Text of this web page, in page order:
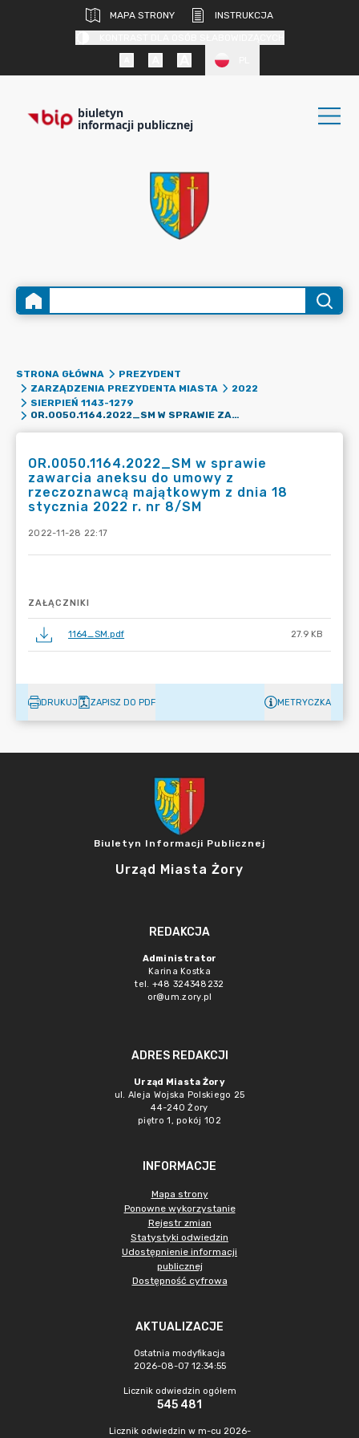
MAPA STRONY
INSTRUKCJA
biuletyn
informacji publicznej
STRONA GŁÓWNA
PREZYDENT
ZARZĄDZENIA PREZYDENTA MIASTA
2022
SIERPIEŃ 1143-1279
OR.0050.1164.2022_SM W SPRAWIE ZAWARCIA ANEKSU DO UMOWY Z RZECZOZNAWCĄ MAJĄTKOWYM Z DNIA 18 STYCZNIA 2022 R. NR 8/SM
OR.0050.1164.2022_SM w sprawie
zawarcia aneksu do umowy z
rzeczoznawcą majątkowym z dnia 18
stycznia 2022 r. nr 8/SM
2022-11-28 22:17
ZAŁĄCZNIKI
1164_SM.pdf 27.9 KB
DRUKUJ ZAPISZ DO PDF METRYCZKA
Biuletyn Informacji Publicznej
Urząd Miasta Żory
REDAKCJA
Administrator
Karina Kostka
tel. +48 324348232
or@um.zory.pl
ADRES REDAKCJI
Urząd Miasta Żory
ul. Aleja Wojska Polskiego 25
44-240 Żory
piętro 1, pokój 102
INFORMACJE
Mapa strony
Ponowne wykorzystanie
Rejestr zmian
Statystyki odwiedzin
Udostępnienie informacji
publicznej
Dostępność cyfrowa
AKTUALIZACJE
Ostatnia modyfikacja
2026-08-07 12:34:55
Licznik odwiedzin ogółem
545 481
Licznik odwiedzin w m-cu 2026-